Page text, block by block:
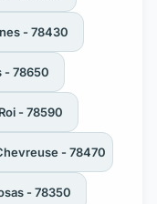
- 78430
- 78650
- 78590
- 78470
- 78350